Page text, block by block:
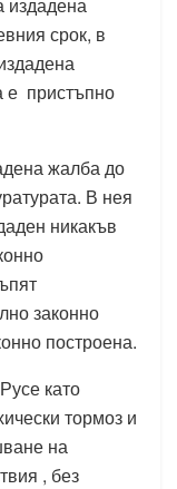
срок, в
е пристъпно
жалба до
В нея
никакъв
законно
построена.
като
тормоз и
на
, без